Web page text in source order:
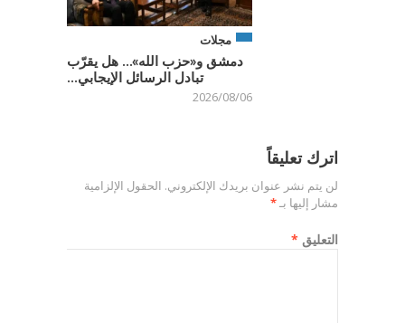
مجلات
دمشق و«حزب الله»… هل يقرّب
تبادل الرسائل الإيجابي...
2026/08/06
اترك تعليقاً
لن يتم نشر عنوان بريدك الإلكتروني. الحقول الإلزامية
مشار إليها بـ*
التعليق *